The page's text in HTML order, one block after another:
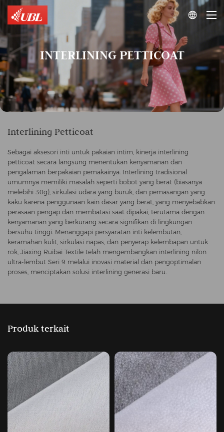

INTERLINING PETTICOAT
Interlining Petticoat
Sebagai aksesori inti untuk pakaian intim, kinerja interlining
petticoat secara langsung menentukan kenyamanan dan
pengalaman berpakaian pemakainya. Interlining tradisional
umumnya memiliki masalah seperti bobot yang berat (biasanya
melebihi 30g), sirkulasi udara yang buruk, dan pemasangan yang
kaku karena penggunaan kain dasar yang berat, yang menyebabkan
perasaan pengap dan membatasi saat dipakai, terutama dengan
kenyamanan yang berkurang secara signifikan di lingkungan
bersuhu tinggi. Menanggapi persyaratan inti kelembutan,
keramahan kulit, sirkulasi napas, dan penyerap kelembapan untuk
rok, Jiaxing Ruibai Textile telah mengembangkan interlining nilon
ultra-lembut Seri 9 melalui inovasi material dan pengoptimalan
proses, menciptakan solusi interlining generasi baru.
Produk terkait